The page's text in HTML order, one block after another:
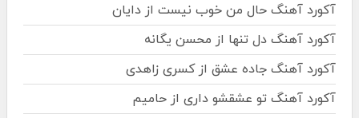
آکورد آهنگ حال من خوب نیست از دایان
آکورد آهنگ دل تنها از محسن یگانه
آکورد آهنگ جاده عشق از کسری زاهدی
آکورد آهنگ تو عشقشو داری از حامیم